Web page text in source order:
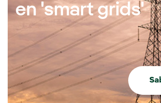
en 'smart grids'